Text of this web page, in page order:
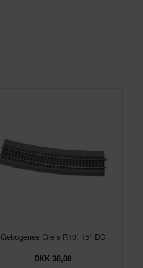
Gebogenes Gleis R10, 15° DC
DKK 36,00